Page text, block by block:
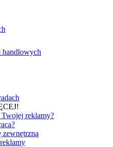
handlowych
Twojej reklamy?
zewnętrzną